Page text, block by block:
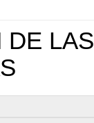
DE LAS